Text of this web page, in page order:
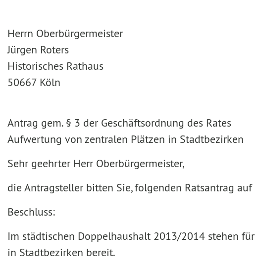
Herrn Oberbürgermeister
Jürgen Roters
Historisches Rathaus
50667 Köln
Antrag gem. § 3 der Geschäftsordnung des Rates
Aufwertung von zentralen Plätzen in Stadtbezirken
Sehr geehrter Herr Oberbürgermeister,
die Antragsteller bitten Sie, folgenden Ratsantrag
Beschluss:
Im städtischen Doppelhaushalt 2013/2014 stehen
in Stadtbezirken bereit.